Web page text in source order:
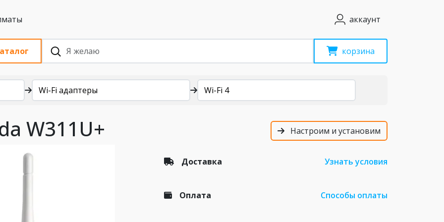
НДС, Алматы аккаунт
корзина
Wi-Fi адаптеры Wi-Fi 4
W311U+ Настроим и установим
Доставка Узнать условия
Оплата Способы оплаты